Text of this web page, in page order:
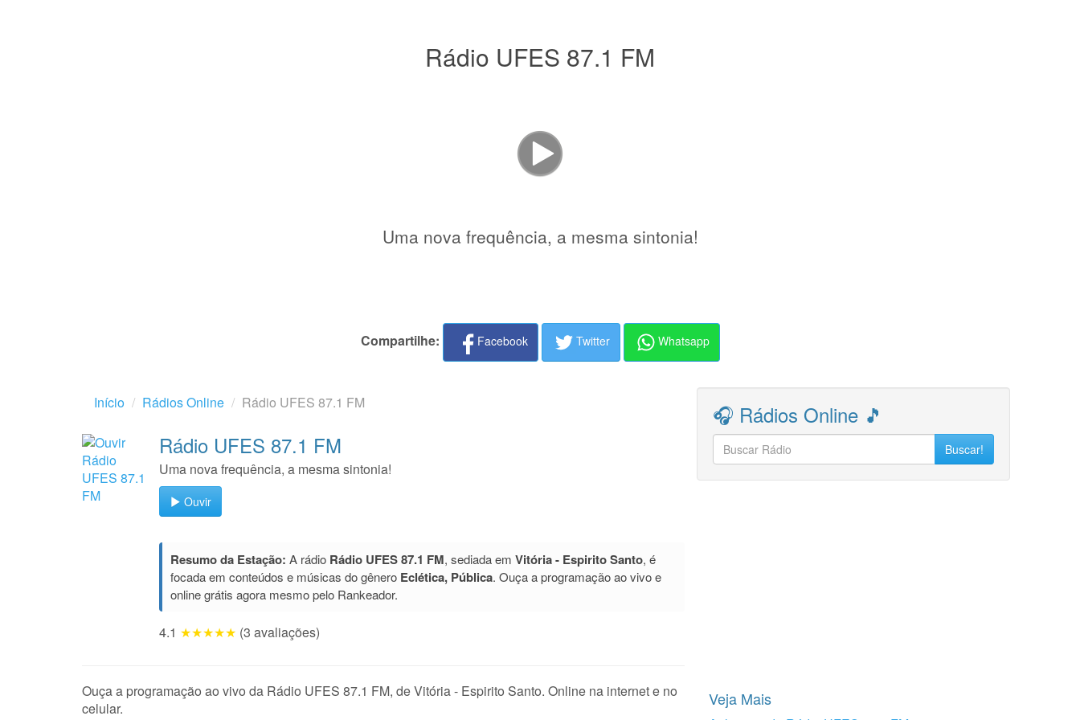
Rádio UFES 87.1 FM
Uma nova frequência, a mesma sintonia!
Compartilhe: Facebook Twitter Whatsapp
Início Rádios Online Rádio UFES 87.1 FM
Rádio UFES 87.1 FM
Uma nova frequência, a mesma sintonia!
Ouvir
Resumo da Estação: A rádio Rádio UFES 87.1 FM, sediada em Vitória - Espirito Santo, é
focada em conteúdos e músicas do gênero Eclética, Pública. Ouça a programação ao vivo e
online grátis agora mesmo pelo Rankeador.
4.1 ★★★★★ (3 avaliações)
🎧 Rádios Online 🎵
Buscar!
Ouça a programação ao vivo da Rádio UFES 87.1 FM, de Vitória - Espirito Santo. Online na internet e no
celular.
Veja Mais